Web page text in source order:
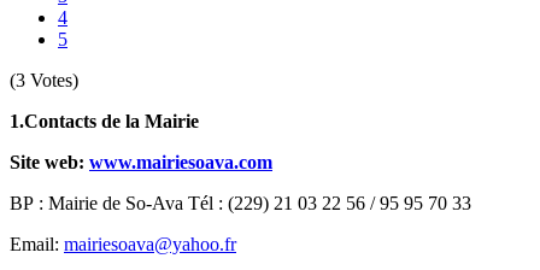
4
5
(3 Votes)
1.Contacts de la Mairie
Site web: www.mairiesoava.com
BP : Mairie de So-Ava Tél : (229) 21 03 22 56 / 95 95 70 33
Email: mairiesoava@yahoo.fr